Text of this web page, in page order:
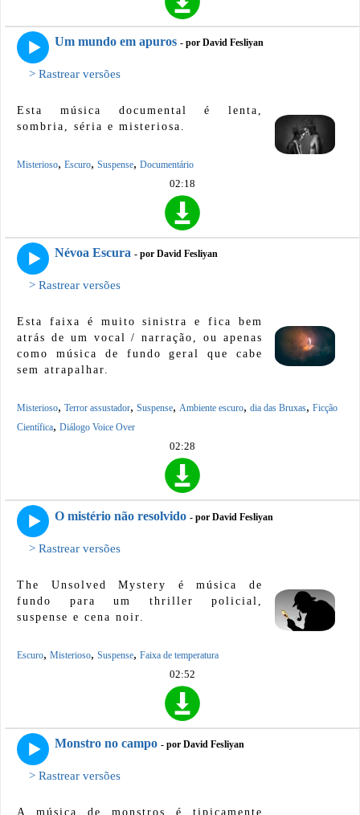
Um mundo em apuros - por David Fesliyan
> Rastrear versões
Esta música documental é lenta,
sombria, séria e misteriosa.
Misterioso, Escuro, Suspense, Documentário
02:18
Névoa Escura - por David Fesliyan
> Rastrear versões
Esta faixa é muito sinistra e fica bem
atrás de um vocal / narração, ou apenas
como música de fundo geral que cabe
sem atrapalhar.
Misterioso, Terror assustador, Suspense, Ambiente escuro, dia das Bruxas, Ficção
Científica, Diálogo Voice Over
02:28
O mistério não resolvido - por David Fesliyan
> Rastrear versões
The Unsolved Mystery é música de
fundo para um thriller policial,
suspense e cena noir.
Escuro, Misterioso, Suspense, Faixa de temperatura
02:52
Monstro no campo - por David Fesliyan
> Rastrear versões
A música de monstros é tipicamente